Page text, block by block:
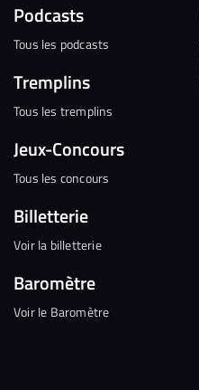
Podcasts
Tous les podcasts
Tremplins
Tous les tremplins
Jeux-Concours
Tous les concours
Billetterie
Voir la billetterie
Baromètre
Voir le Baromètre